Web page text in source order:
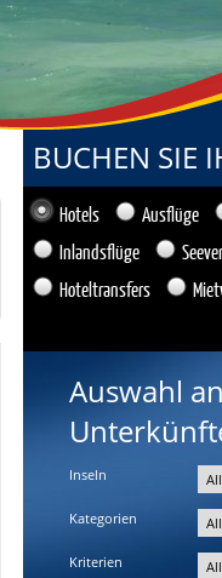
BUCHEN SIE
Hotels Ausflüge
Inlandsflüge
Hoteltransfers
Auswahl an
Inseln
Kategorien
Kriterien